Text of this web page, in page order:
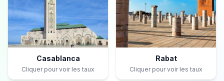
Casablanca
Cliquer pour voir les taux
Rabat
Cliquer pour voir les taux